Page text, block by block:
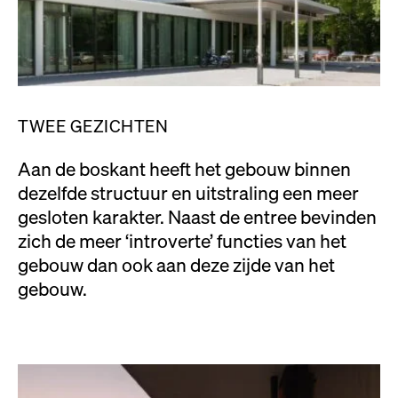
TWEE GEZICHTEN
Aan de boskant heeft het gebouw binnen
dezelfde structuur en uitstraling een meer
gesloten karakter. Naast de entree bevinden
zich de meer ‘introverte’ functies van het
gebouw dan ook aan deze zijde van het
gebouw.